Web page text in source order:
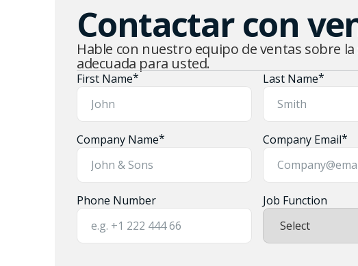
Contactar con
Hable con nuestro equipo de ventas sobre
adecuada para usted.
First Name* Last Name*
Company Name* Company Email*
Phone Number Job Function